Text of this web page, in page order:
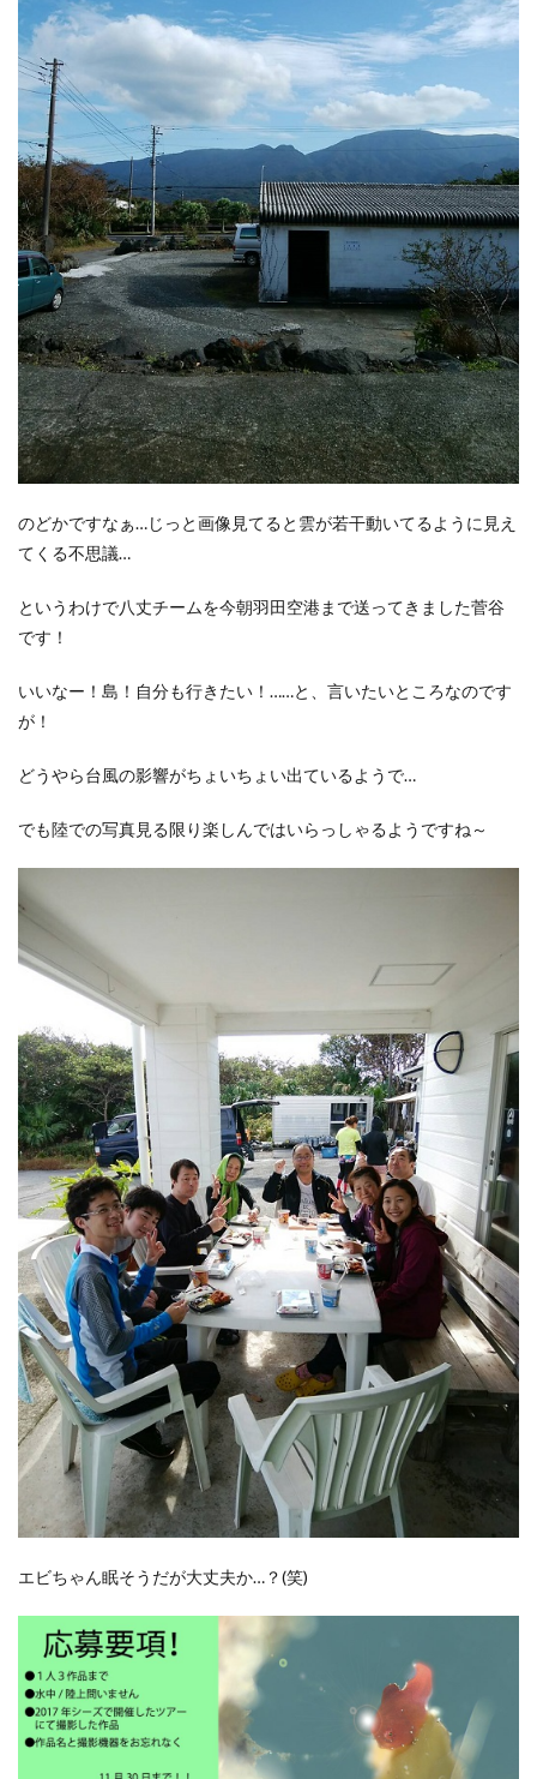
のどかですなぁ…じっと画像見てると雲が若干動いてるように見え
てくる不思議…
というわけで八丈チームを今朝羽田空港まで送ってきました菅谷
です！
いいなー！島！自分も行きたい！……と、言いたいところなのです
が！
どうやら台風の影響がちょいちょい出ているようで…
でも陸での写真見る限り楽しんではいらっしゃるようですね～
エビちゃん眠そうだが大丈夫か…？(笑)